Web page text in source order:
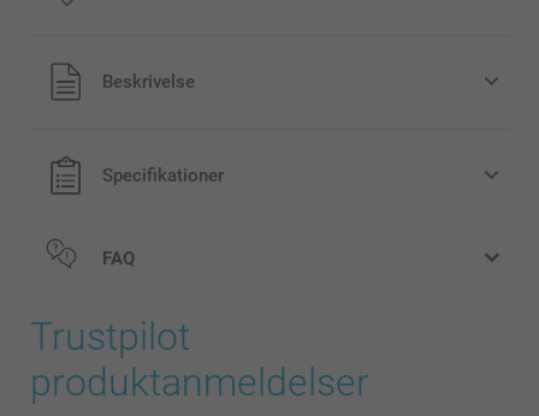
kg
Candy hearts: raspberry flavour, 1 kg
string in different colours, set of 12.
Find the nutritional information for the
under 3 years old
Alle priser inklusive moms og uden
forsendelsesomkostninger
Beskrivelse
Specifikationer
FAQ
Trustpilot
produktanmeldelser